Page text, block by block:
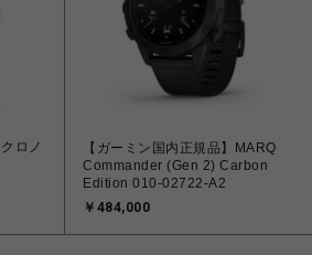
ロノ
【ガーミン国内正規品】MARQ
Commander (Gen 2) Carbon
Edition 010-02722-A2
￥484,000